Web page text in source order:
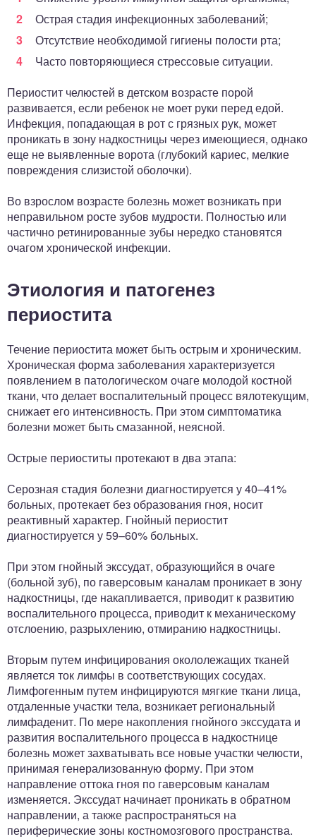
Острая стадия инфекционных заболеваний;
Отсутствие необходимой гигиены полости рта;
Часто повторяющиеся стрессовые ситуации.
Периостит челюстей в детском возрасте порой
развивается, если ребенок не моет руки перед едой.
Инфекция, попадающая в рот с грязных рук, может
проникать в зону надкостницы через имеющиеся, однако
еще не выявленные ворота (глубокий кариес, мелкие
повреждения слизистой оболочки).
Во взрослом возрасте болезнь может возникать при
неправильном росте зубов мудрости. Полностью или
частично ретинированные зубы нередко становятся
очагом хронической инфекции.
Этиология и патогенез
периостита
Течение периостита может быть острым и хроническим.
Хроническая форма заболевания характеризуется
появлением в патологическом очаге молодой костной
ткани, что делает воспалительный процесс вялотекущим,
снижает его интенсивность. При этом симптоматика
болезни может быть смазанной, неясной.
Острые периоститы протекают в два этапа:
Серозная стадия болезни диагностируется у 40–41%
больных, протекает без образования гноя, носит
реактивный характер. Гнойный периостит
диагностируется у 59–60% больных.
При этом гнойный экссудат, образующийся в очаге
(больной зуб), по гаверсовым каналам проникает в зону
надкостницы, где накапливается, приводит к развитию
воспалительного процесса, приводит к механическому
отслоению, разрыхлению, отмиранию надкостницы.
Вторым путем инфицирования окололежащих тканей
является ток лимфы в соответствующих сосудах.
Лимфогенным путем инфицируются мягкие ткани лица,
отдаленные участки тела, возникает региональный
лимфаденит. По мере накопления гнойного экссудата и
развития воспалительного процесса в надкостнице
болезнь может захватывать все новые участки челюсти,
принимая генерализованную форму. При этом
направление оттока гноя по гаверсовым каналам
изменяется. Экссудат начинает проникать в обратном
направлении, а также распространяться на
периферические зоны костномозгового пространства.